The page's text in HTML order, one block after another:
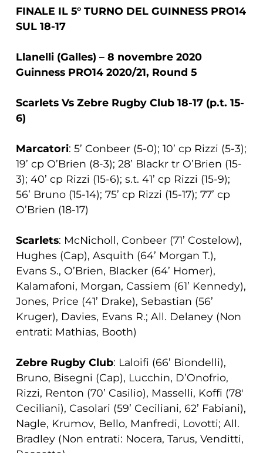
FINALE IL 5° TURNO DEL GUINNESS PRO14
SUL 18-17
Llanelli (Galles) – 8 novembre 2020
Guinness PRO14 2020/21, Round 5
Scarlets Vs Zebre Rugby Club 18-17 (p.t. 15-
6)
Marcatori: 5’ Conbeer (5-0); 10’ cp Rizzi (5-3);
19’ cp O’Brien (8-3); 28’ Blackr tr O’Brien (15-
3); 40’ cp Rizzi (15-6); s.t. 41’ cp Rizzi (15-9);
56’ Bruno (15-14); 75’ cp Rizzi (15-17); 77’ cp
O’Brien (18-17)
Scarlets: McNicholl, Conbeer (71’ Costelow),
Hughes (Cap), Asquith (64’ Morgan T.),
Evans S., O’Brien, Blacker (64’ Homer),
Kalamafoni, Morgan, Cassiem (61’ Kennedy),
Jones, Price (41’ Drake), Sebastian (56’
Kruger), Davies, Evans R.; All. Delaney (Non
entrati: Mathias, Booth)
Zebre Rugby Club: Laloifi (66’ Biondelli),
Bruno, Bisegni (Cap), Lucchin, D’Onofrio,
Rizzi, Renton (70’ Casilio), Masselli, Koffi (78′
Ceciliani), Casolari (59’ Ceciliani, 62’ Fabiani),
Nagle, Krumov, Bello, Manfredi, Lovotti; All.
Bradley (Non entrati: Nocera, Tarus, Venditti,